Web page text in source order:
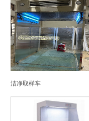
洁净取样车